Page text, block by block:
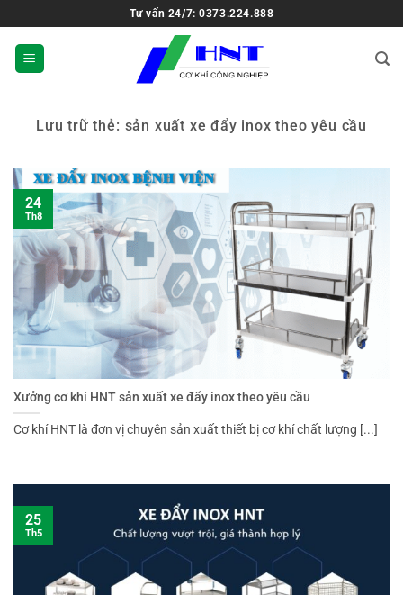
Tư vấn 24/7: 0373.224.888
Lưu trữ thẻ: sản xuất xe đẩy inox theo yêu cầu
Xưởng cơ khí HNT sản xuất xe đẩy inox theo yêu cầu
Cơ khí HNT là đơn vị chuyên sản xuất thiết bị cơ khí chất lượng [...]
24
Th8
25
Th5